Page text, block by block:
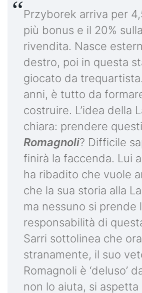
Przyborek arriva per
più bonus e il 20%
rivendita. Nasce
destro, poi in questa
giocato da
anni, è tutto da
costruire. L’idea della
chiara: prendere
Romagnoli? Difficile
finirà la faccenda. Lui
ha ribadito che vuole
che la sua storia alla
ma nessuno si prende
responsabilità di
Sarri sottolinea che
stranamente, il suo
Romagnoli è ‘deluso’
non lo aiuta, si aspetta